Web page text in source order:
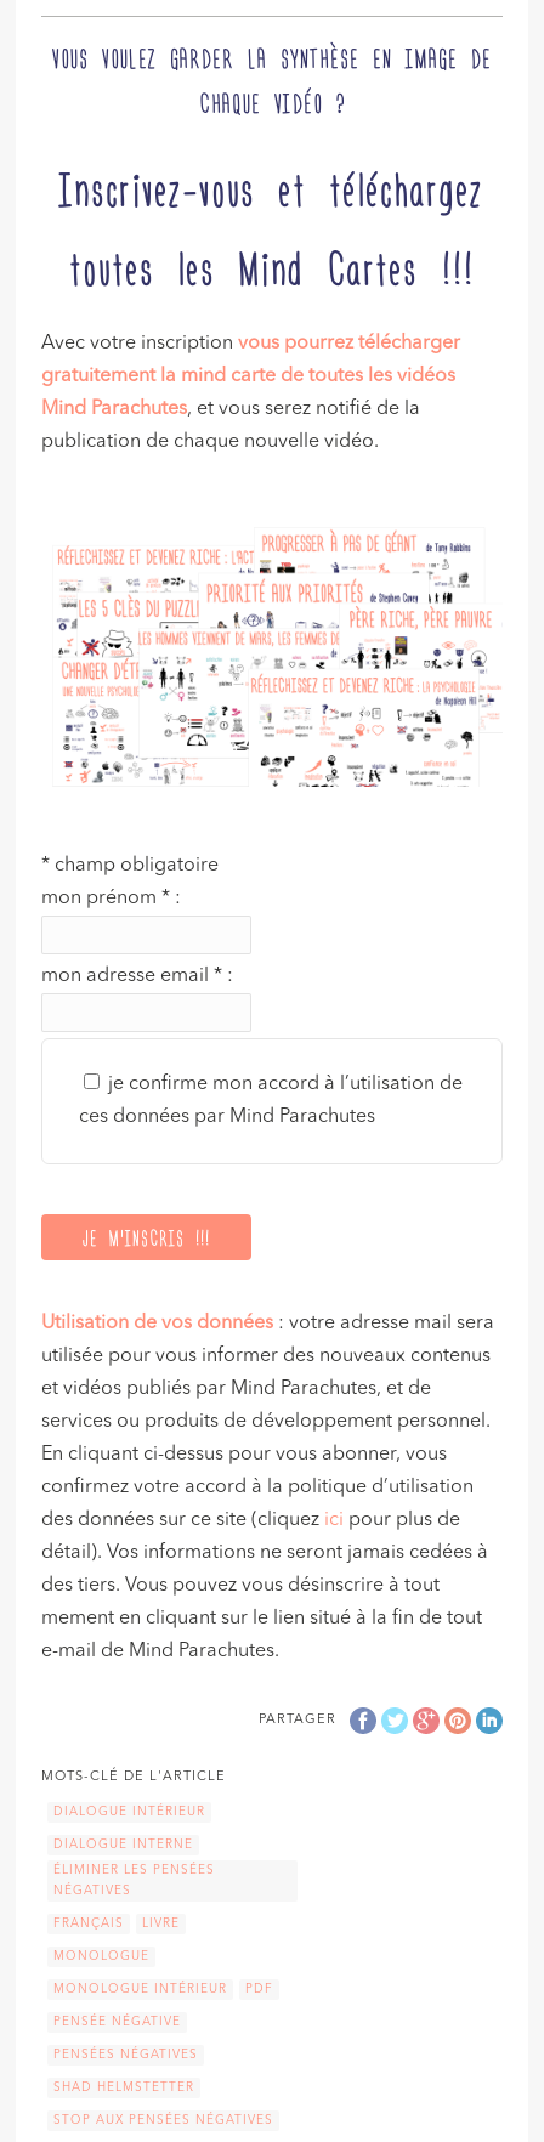
VOUS VOULEZ GARDER LA SYNTHÈSE EN IMAGE DE
CHAQUE VIDÉO ?
Inscrivez-vous et téléchargez
toutes les Mind Cartes !!!
Avec votre inscriptionvous pourrez télécharger
gratuitement la mind carte de toutes les vidéos
Mind Parachutes, et vous serez notifié de la
publication de chaque nouvelle vidéo.
* champ obligatoire
mon prénom* :
mon adresse email* :
je confirme mon accord à l’utilisation de
ces données par Mind Parachutes
Utilisation de vos données : votre adresse mail sera
utilisée pour vous informer des nouveaux contenus
et vidéos publiés par Mind Parachutes, et de
services ou produits de développement personnel.
En cliquant ci-dessus pour vous abonner, vous
confirmez votre accord à la politique d’utilisation
des données sur ce site (cliquez ici pour plus de
détail). Vos informations ne seront jamais cedées à
des tiers. Vous pouvez vous désinscrire à tout
mement en cliquant sur le lien situé à la fin de tout
e-mail de Mind Parachutes.
PARTAGER
MOTS-CLÉ DE L'ARTICLE
DIALOGUE INTÉRIEUR
DIALOGUE INTERNE
ÉLIMINER LES PENSÉES
NÉGATIVES
FRANÇAIS LIVRE
MONOLOGUE
MONOLOGUE INTÉRIEUR PDF
PENSÉE NÉGATIVE
PENSÉES NÉGATIVES
SHAD HELMSTETTER
STOP AUX PENSÉES NÉGATIVES